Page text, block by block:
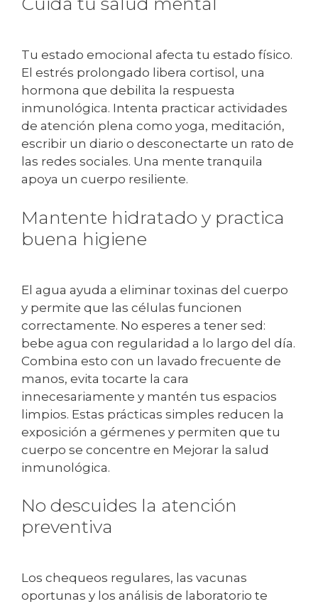
Tu estado emocional afecta tu estado físico.
El estrés prolongado libera cortisol, una
hormona que debilita la respuesta
inmunológica. Intenta practicar actividades
de atención plena como yoga, meditación,
escribir un diario o desconectarte un rato de
las redes sociales. Una mente tranquila
apoya un cuerpo resiliente.
Mantente hidratado y practica
buena higiene
El agua ayuda a eliminar toxinas del cuerpo
y permite que las células funcionen
correctamente. No esperes a tener sed:
bebe agua con regularidad a lo largo del día.
Combina esto con un lavado frecuente de
manos, evita tocarte la cara
innecesariamente y mantén tus espacios
limpios. Estas prácticas simples reducen la
exposición a gérmenes y permiten que tu
cuerpo se concentre en Mejorar la salud
inmunológica.
No descuides la atención
preventiva
Los chequeos regulares, las vacunas
oportunas y los análisis de laboratorio te